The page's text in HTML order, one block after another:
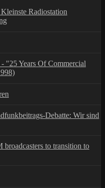
Radiostation
"25 Years Of Commercial
Debatte: Wir sind
to transition to